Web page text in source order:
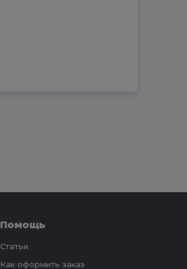
Помощь
Статьи
Как оформить заказ